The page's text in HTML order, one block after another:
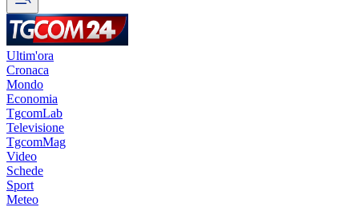
Ultim'ora
Cronaca
Mondo
Economia
TgcomLab
Televisione
TgcomMag
Video
Schede
Sport
Meteo